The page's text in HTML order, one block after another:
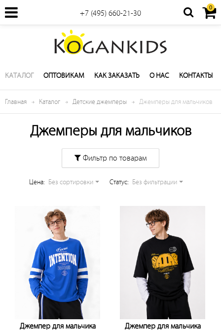
+7 (495) 660-21-30
0
КАТАЛОГ ОПТОВИКАМ КАК ЗАКАЗАТЬ О НАС КОНТАКТЫ
Главная Каталог Детские джемперы Джемперы для мальчиков
Джемперы для мальчиков
Фильтр по товарам
Цена: Без сортировки Cтатус: Без фильтрации
Джемпер для мальчика
Джемпер для мальчика